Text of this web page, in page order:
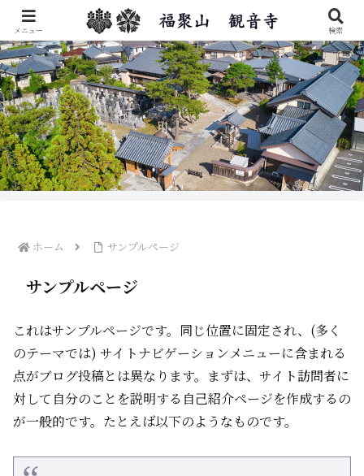
秋葉区福聚楽山観音寺のご紹介です。
ホーム サンプルページ
サンプルページ
これはサンプルページです。同じ位置に固定され、(多く
のテーマでは) サイトナビゲーションメニューに含まれる
点がブログ投稿とは異なります。まずは、サイト訪問者に
対して自分のことを説明する自己紹介ページを作成するの
が一般的です。たとえば以下のようなものです。
メニュー 検索